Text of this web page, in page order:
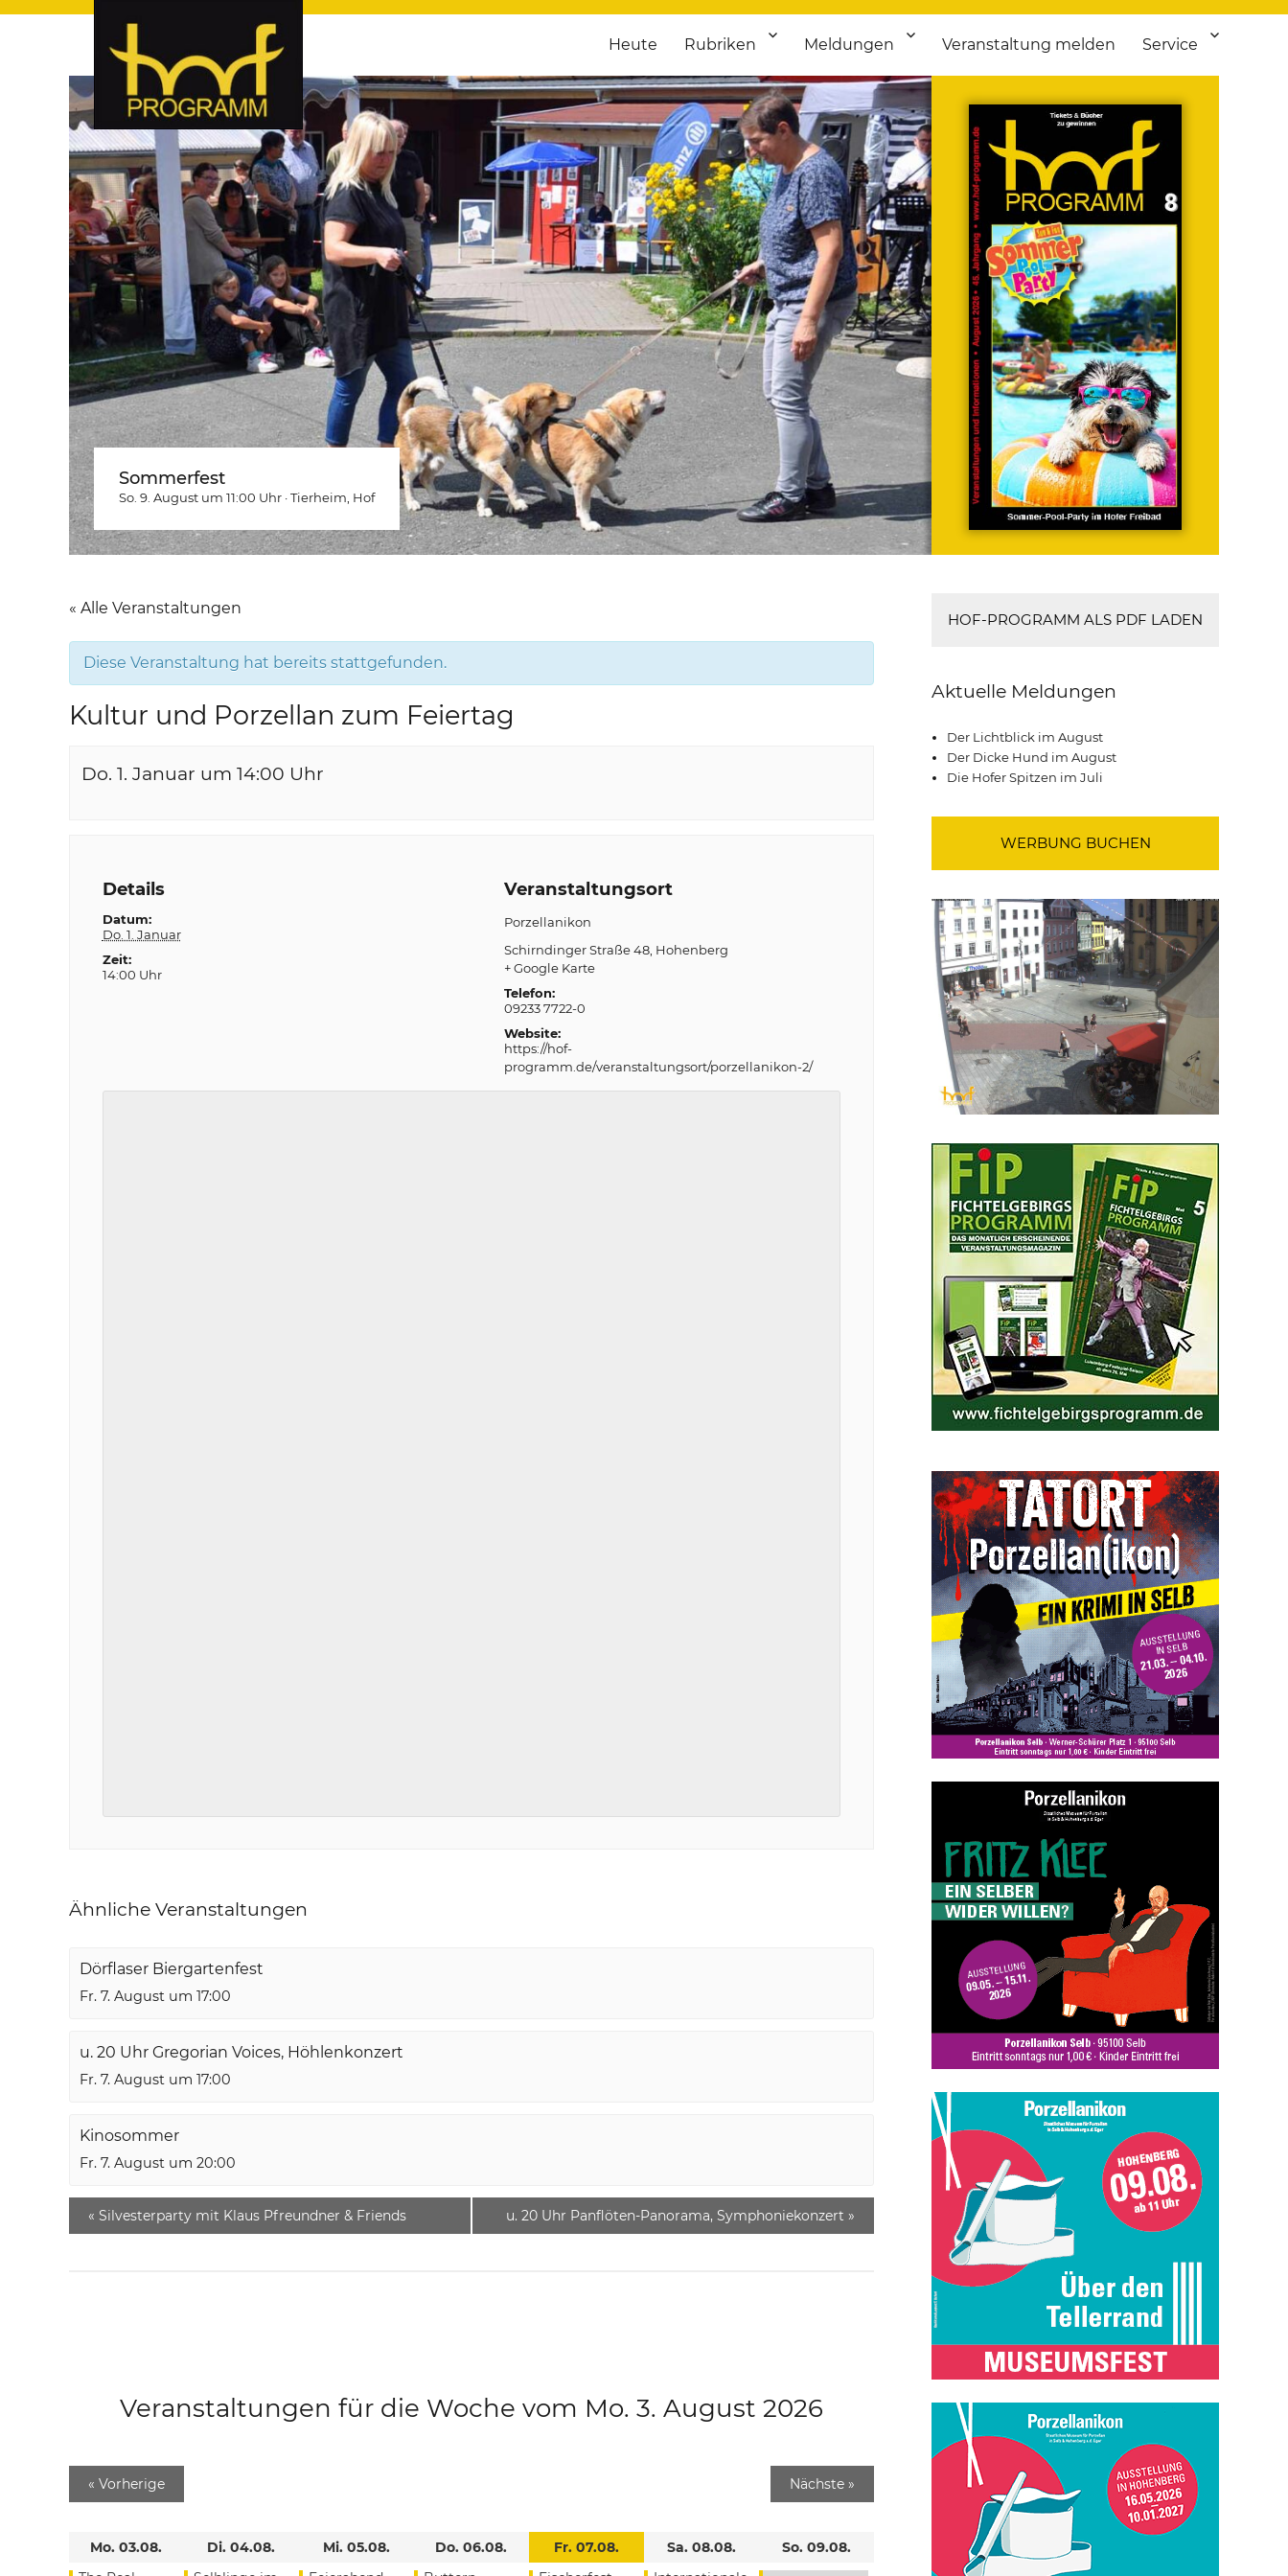
hof-programm – das Veranstaltungsportal für Hochfranken
hof-programm – das Veranstaltungsportal für Hof und Hochfranken. Täglich aktuelle Termine von Kultur bis Sport, von Theater bis Flohmarkt.
Heute Rubriken Meldungen Veranstaltung melden Service
Sommerfest
So. 9. August um 11:00 Uhr ·Tierheim , Hof
« Alle Veranstaltungen
Diese Veranstaltung hat bereits stattgefunden.
Kultur und Porzellan zum Feiertag
Do. 1. Januar um 14:00 Uhr
Details
Datum:
Do. 1. Januar
Zeit:
14:00 Uhr
Veranstaltungsort
Porzellanikon
Schirndinger Straße 48 Hohenberg
+ Google Karte
Telefon:
09233 7722-0
Website:
https://hof-
programm.de/veranstaltungsort/porzellanikon-2/
Ähnliche Veranstaltungen
Dörflaser Biergartenfest
Fr. 7. August um 17:00
u. 20 Uhr Gregorian Voices, Höhlenkonzert
Fr. 7. August um 17:00
Kinosommer
Fr. 7. August um 20:00
« Silvesterparty mit Klaus Pfreundner & Friends u. 20 Uhr Panflöten-Panorama, Symphoniekonzert »
Veranstaltungen für die Woche vom Mo. 3. August 2026
« Vorherige Nächste »
Mo. 03.08.
Di. 04.08.
Mi. 05.08.
Do. 06.08.
Fr. 07.08.
Sa. 08.08.
So. 09.08.
HOF-PROGRAMM ALS PDF LADEN
Aktuelle Meldungen
Der Lichtblick im August
Der Dicke Hund im August
Die Hofer Spitzen im Juli
WERBUNG BUCHEN